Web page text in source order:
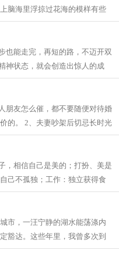
脑海里浮掠过花海的模样有些
也能走完，再短的路，不迈开双
神状态，就会创造出惊人的成
朋友怎么催，都不要随便对待婚
的。 2、夫妻吵架后切忌长时光
，相信自己是美的；打扮、美是
己不孤独；工作：独立获得食
市，一汪宁静的湖水能荡涤内
豁达。这些年里，我曾多次到